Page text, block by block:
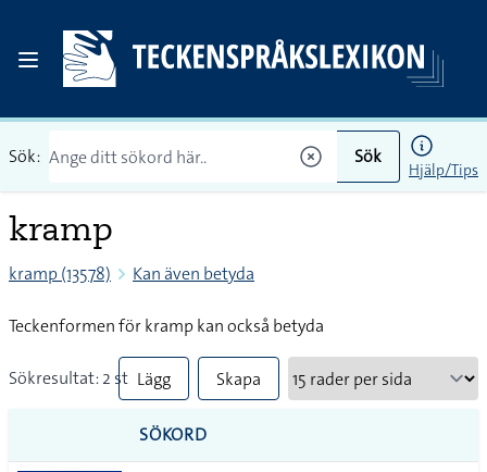
Sök: Sök
Hjälp/Tips
kramp
kramp (13578) Kan även betyda
Teckenformen för kramp kan också betyda
Sökresultat: 2 st Lägg
till
alla i
Skapa
SÖKORD